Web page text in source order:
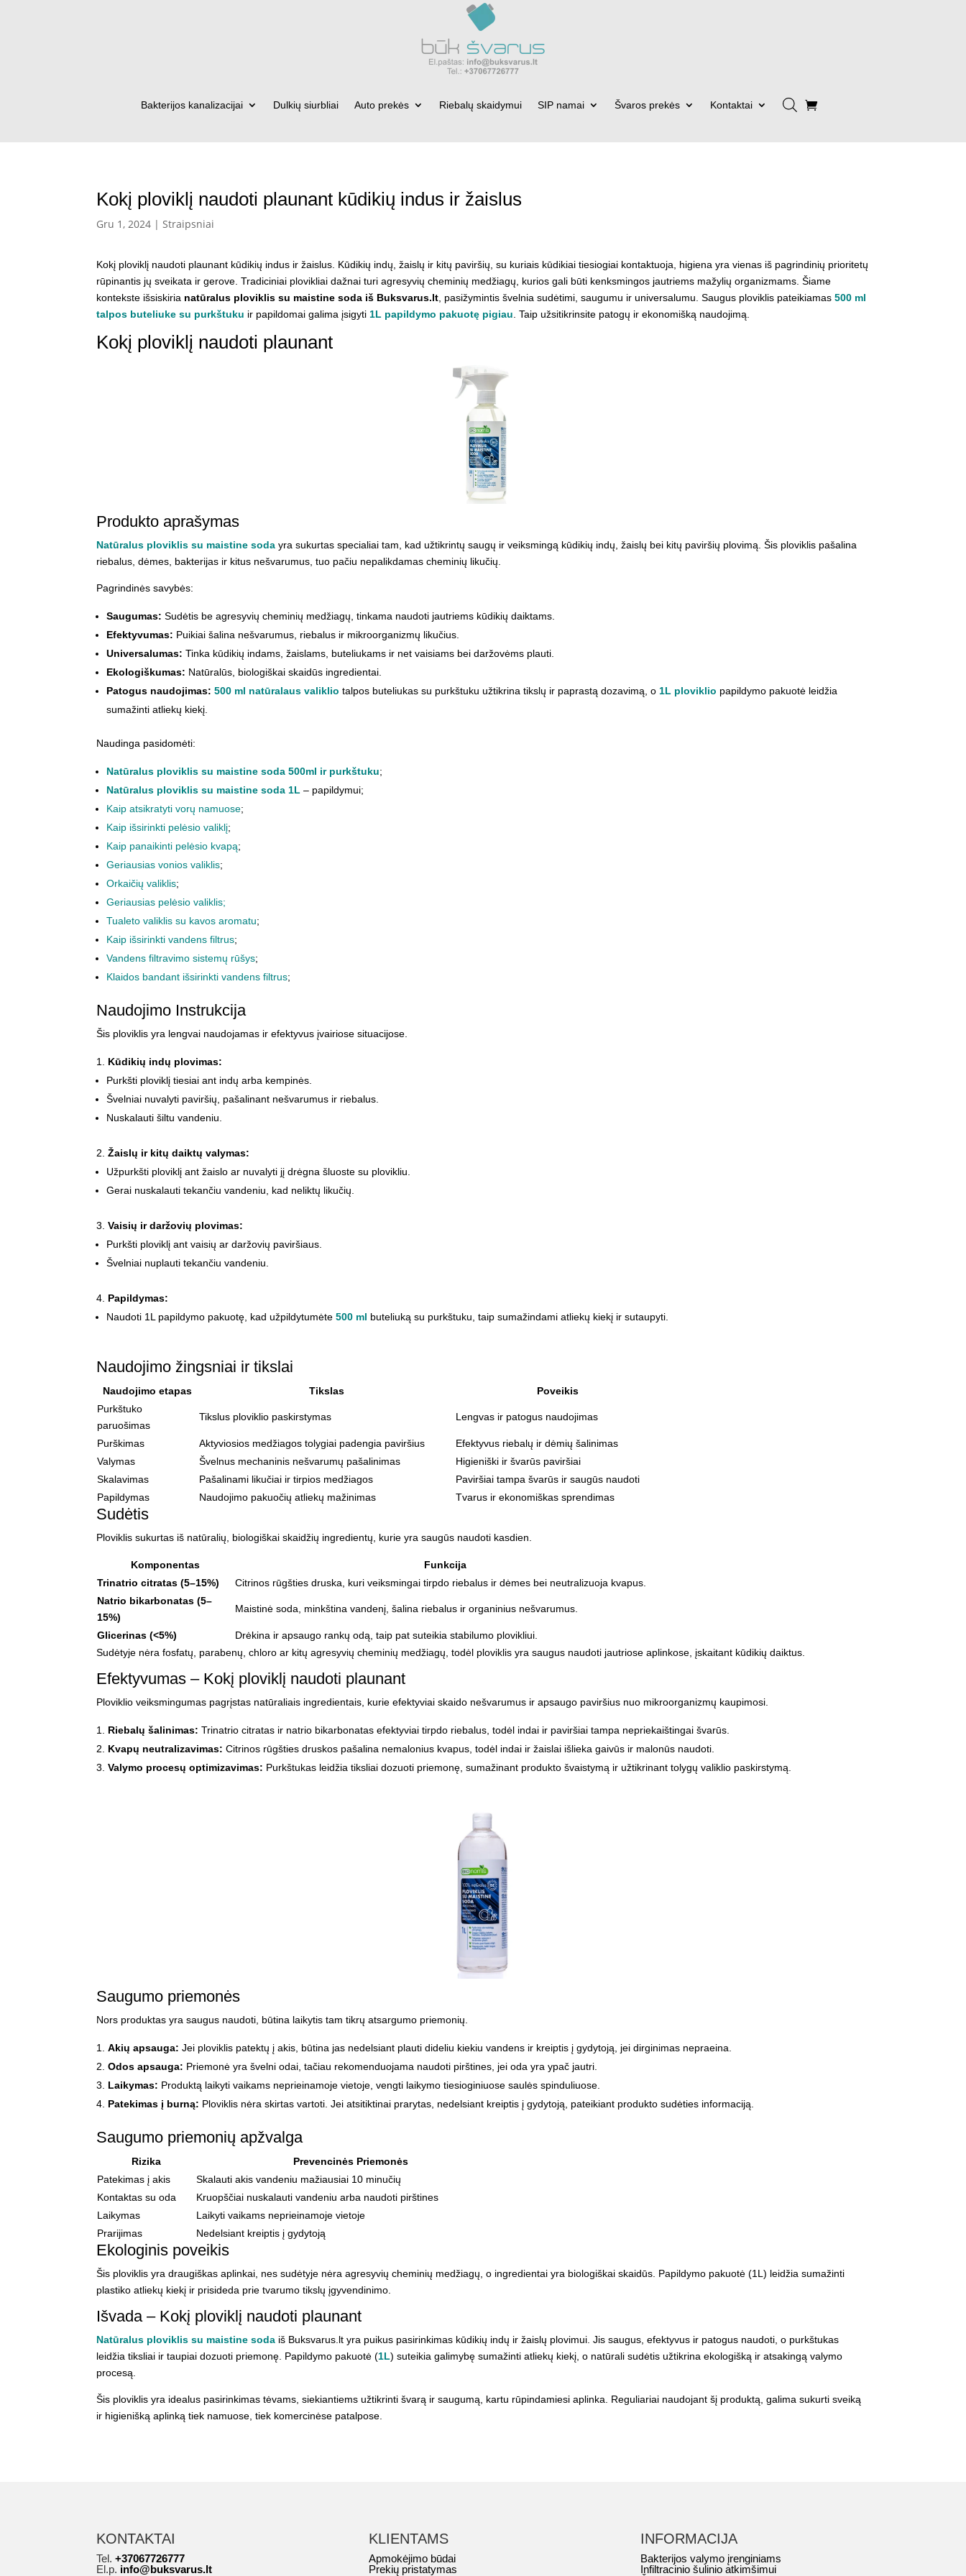
Bakterijos kanalizacijai Dulkių siurbliai Auto prekės Riebalų skaidymui SIP namai Švaros prekės Kontaktai
Kokį ploviklį naudoti plaunant kūdikių indus ir žaislus
Gru 1, 2024 |Straipsniai
Kokį ploviklį naudoti plaunant kūdikių indus ir žaislus. Kūdikių indų, žaislų ir kitų paviršių, su kuriais kūdikiai tiesiogiai kontaktuoja, higiena yra vienas iš pagrindinių prioritetų
rūpinantis jų sveikata ir gerove. Tradiciniai plovikliai dažnai turi agresyvių cheminių medžiagų, kurios gali būti kenksmingos jautriems mažylių organizmams. Šiame
kontekste išsiskiria natūralus ploviklis su maistine soda iš Buksvarus.lt, pasižymintis švelnia sudėtimi, saugumu ir universalumu. Saugus ploviklis pateikiamas500 ml
talpos buteliuke su purkštuku ir papildomai galima įsigyti1L papildymo pakuotę pigiau. Taip užsitikrinsite patogų ir ekonomišką naudojimą.
Kokį ploviklį naudoti plaunant
Produkto aprašymas
Natūralus ploviklis su maistine soda yra sukurtas specialiai tam, kad užtikrintų saugų ir veiksmingą kūdikių indų, žaislų bei kitų paviršių plovimą. Šis ploviklis pašalina
riebalus, dėmes, bakterijas ir kitus nešvarumus, tuo pačiu nepalikdamas cheminių likučių.
Pagrindinės savybės:
Saugumas: Sudėtis be agresyvių cheminių medžiagų, tinkama naudoti jautriems kūdikių daiktams.
Efektyvumas: Puikiai šalina nešvarumus, riebalus ir mikroorganizmų likučius.
Universalumas: Tinka kūdikių indams, žaislams, buteliukams ir net vaisiams bei daržovėms plauti.
Ekologiškumas: Natūralūs, biologiškai skaidūs ingredientai.
Patogus naudojimas:500 ml natūralaus valiklio talpos buteliukas su purkštuku užtikrina tikslų ir paprastą dozavimą, o 1L ploviklio papildymo pakuotė leidžia
sumažinti atliekų kiekį.
Naudinga pasidomėti:
Natūralus ploviklis su maistine soda 500ml ir purkštuku;
Natūralus ploviklis su maistine soda 1L – papildymui;
Kaip atsikratyti vorų namuose;
Kaip išsirinkti pelėsio valiklį;
Kaip panaikinti pelėsio kvapą;
Geriausias vonios valiklis;
Orkaičių valiklis;
Geriausias pelėsio valiklis;
Tualeto valiklis su kavos aromatu;
Kaip išsirinkti vandens filtrus;
Vandens filtravimo sistemų rūšys;
Klaidos bandant išsirinkti vandens filtrus;
Naudojimo Instrukcija
Šis ploviklis yra lengvai naudojamas ir efektyvus įvairiose situacijose.
Kūdikių indų plovimas:
Purkšti ploviklį tiesiai ant indų arba kempinės.
Švelniai nuvalyti paviršių, pašalinant nešvarumus ir riebalus.
Nuskalauti šiltu vandeniu.
Žaislų ir kitų daiktų valymas:
Užpurkšti ploviklį ant žaislo ar nuvalyti jį drėgna šluoste su plovikliu.
Gerai nuskalauti tekančiu vandeniu, kad neliktų likučių.
Vaisių ir daržovių plovimas:
Purkšti ploviklį ant vaisių ar daržovių paviršiaus.
Švelniai nuplauti tekančiu vandeniu.
Papildymas:
Naudoti 1L papildymo pakuotę, kad užpildytumėte500 ml buteliuką su purkštuku, taip sumažindami atliekų kiekį ir sutaupyti.
Naudojimo žingsniai ir tikslai
Naudojimo etapas Tikslas
Poveikis
Purkštuko
paruošimas
Tikslus ploviklio paskirstymas Lengvas ir patogus naudojimas
Purškimas Aktyviosios medžiagos tolygiai padengia paviršius
Efektyvus riebalų ir dėmių šalinimas
Valymas
Švelnus mechaninis nešvarumų pašalinimas
Higieniški ir švarūs paviršiai
Skalavimas
Pašalinami likučiai ir tirpios medžiagos
Paviršiai tampa švarūs ir saugūs naudoti
Papildymas
Naudojimo pakuočių atliekų mažinimas Tvarus ir ekonomiškas sprendimas
Sudėtis
Ploviklis sukurtas iš natūralių, biologiškai skaidžių ingredientų, kurie yra saugūs naudoti kasdien.
Komponentas
Funkcija
Trinatrio citratas (5–15%)
Citrinos rūgšties druska, kuri veiksmingai tirpdo riebalus ir dėmes bei neutralizuoja kvapus.
Natrio bikarbonatas (5–
15%)
Maistinė soda, minkština vandenį, šalina riebalus ir organinius nešvarumus.
Glicerinas (<5%)
Drėkina ir apsaugo rankų odą, taip pat suteikia stabilumo plovikliui.
Sudėtyje nėra fosfatų, parabenų, chloro ar kitų agresyvių cheminių medžiagų, todėl ploviklis yra saugus naudoti jautriose aplinkose, įskaitant kūdikių daiktus.
Efektyvumas – Kokį ploviklį naudoti plaunant
Ploviklio veiksmingumas pagrįstas natūraliais ingredientais, kurie efektyviai skaido nešvarumus ir apsaugo paviršius nuo mikroorganizmų kaupimosi.
Riebalų šalinimas:Trinatrio citratas ir natrio bikarbonatas efektyviai tirpdo riebalus, todėl indai ir paviršiai tampa nepriekaištingai švarūs.
Kvapų neutralizavimas:Citrinos rūgšties druskos pašalina nemalonius kvapus, todėl indai ir žaislai išlieka gaivūs ir malonūs naudoti.
Valymo procesų optimizavimas: Purkštukas leidžia tiksliai dozuoti priemonę, sumažinant produkto švaistymą ir užtikrinant tolygų valiklio paskirstymą.
Saugumo priemonės
Nors produktas yra saugus naudoti, būtina laikytis tam tikrų atsargumo priemonių.
Akių apsauga:Jei ploviklis patektų į akis, būtina jas nedelsiant plauti dideliu kiekiu vandens ir kreiptis į gydytoją, jei dirginimas nepraeina.
Odos apsauga: Priemonė yra švelni odai, tačiau rekomenduojama naudoti pirštines, jei oda yra ypač jautri.
Laikymas: Produktą laikyti vaikams neprieinamoje vietoje, vengti laikymo tiesioginiuose saulės spinduliuose.
Patekimas į burną: Ploviklis nėra skirtas vartoti. Jei atsitiktinai prarytas, nedelsiant kreiptis į gydytoją, pateikiant produkto sudėties informaciją.
Saugumo priemonių apžvalga
Rizika
Prevencinės Priemonės
Patekimas į akis
Skalauti akis vandeniu mažiausiai 10 minučių
Kontaktas su oda
Kruopščiai nuskalauti vandeniu arba naudoti pirštines
Laikymas
Laikyti vaikams neprieinamoje vietoje
Prarijimas
Nedelsiant kreiptis į gydytoją
Ekologinis poveikis
Šis ploviklis yra draugiškas aplinkai, nes sudėtyje nėra agresyvių cheminių medžiagų, o ingredientai yra biologiškai skaidūs. Papildymo pakuotė (1L) leidžia sumažinti
plastiko atliekų kiekį ir prisideda prie tvarumo tikslų įgyvendinimo.
Išvada – Kokį ploviklį naudoti plaunant
Natūralus ploviklis su maistine soda iš Buksvarus.lt yra puikus pasirinkimas kūdikių indų ir žaislų plovimui. Jis saugus, efektyvus ir patogus naudoti, o purkštukas
leidžia tiksliai ir taupiai dozuoti priemonę. Papildymo pakuotė (1L) suteikia galimybę sumažinti atliekų kiekį, o natūrali sudėtis užtikrina ekologišką ir atsakingą valymo
procesą.
Šis ploviklis yra idealus pasirinkimas tėvams, siekiantiems užtikrinti švarą ir saugumą, kartu rūpindamiesi aplinka. Reguliariai naudojant šį produktą, galima sukurti sveiką
ir higienišką aplinką tiek namuose, tiek komercinėse patalpose.
KONTAKTAI
Tel.+37067726777
El.p. info@buksvarus.lt
KLIENTAMS
Apmokėjimo būdai
Prekių pristatymas
INFORMACIJA
Bakterijos valymo įrenginiams
Infiltracinio šulinio atkimšimui